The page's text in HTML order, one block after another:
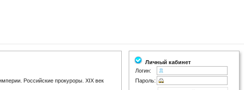
Российские прокуроры. XIX век
Личный кабинет
Логин:
Пароль: